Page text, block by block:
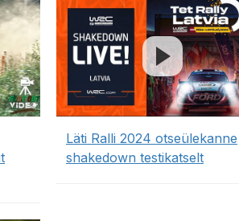
Läti Ralli 2024 otseülekanne
shakedown testikatselt